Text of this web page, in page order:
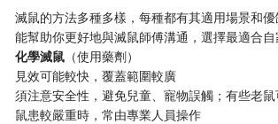
滅鼠的方法多種多樣，每種都有其適用場景和優
能幫助你更好地與滅鼠師傅溝通，選擇最適合自
化學滅鼠 （使用藥劑）
見效可能較快，覆蓋範圍較廣
須注意安全性，避免兒童、寵物誤觸；有些老
鼠患較嚴重時，常由專業人員操作